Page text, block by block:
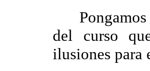
Pongamos
del curso
ilusiones para